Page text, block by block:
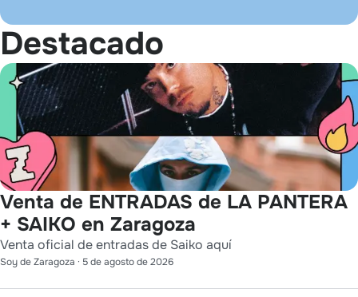
Destacado
Venta de ENTRADAS de LA PANTERA
+ SAIKO en Zaragoza
Venta oficial de entradas de Saiko aquí
Soy de Zaragoza · 5 de agosto de 2026